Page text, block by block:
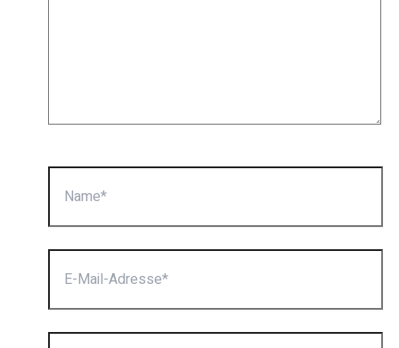
Name*
E-
Mail-
Website